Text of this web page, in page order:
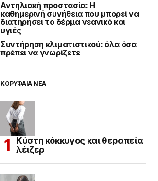
Αντηλιακή προστασία: Η
καθημερινή συνήθεια που μπορεί να
διατηρήσει το δέρμα νεανικό και
υγιές
Συντήρηση κλιματιστικού: όλα όσα
πρέπει να γνωρίζετε
ΚΟΡΥΦΑΙΑ ΝΕΑ
Κύστη κόκκυγος και θεραπεία
λέιζερ